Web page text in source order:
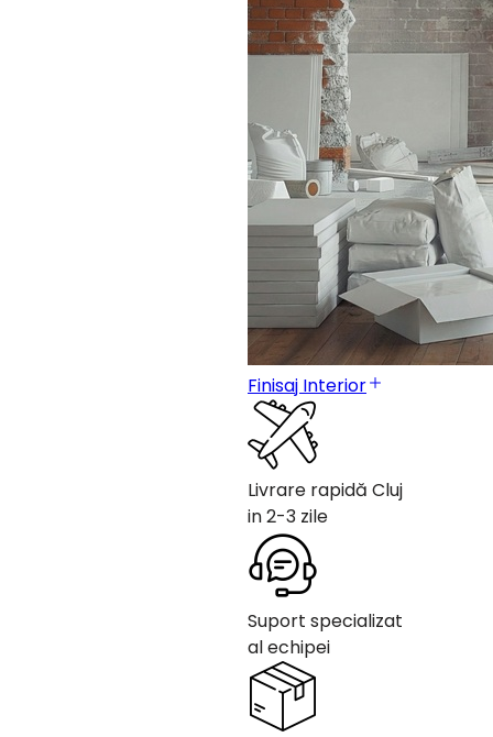
Finisaj Interior
Livrare rapidă Cluj
in 2-3 zile
Suport specializat
al echipei